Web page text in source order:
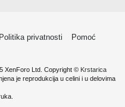
Politika privatnosti
Pomoć
XenForo Ltd. Copyright © Krstarica
je reprodukcija u celini i u delovima